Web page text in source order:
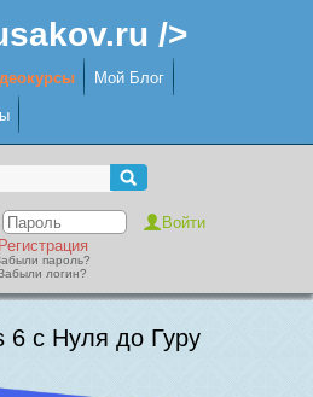
/>
Мой Блог
Регистрация
пароль?
логин?
6 с Нуля до Гуру